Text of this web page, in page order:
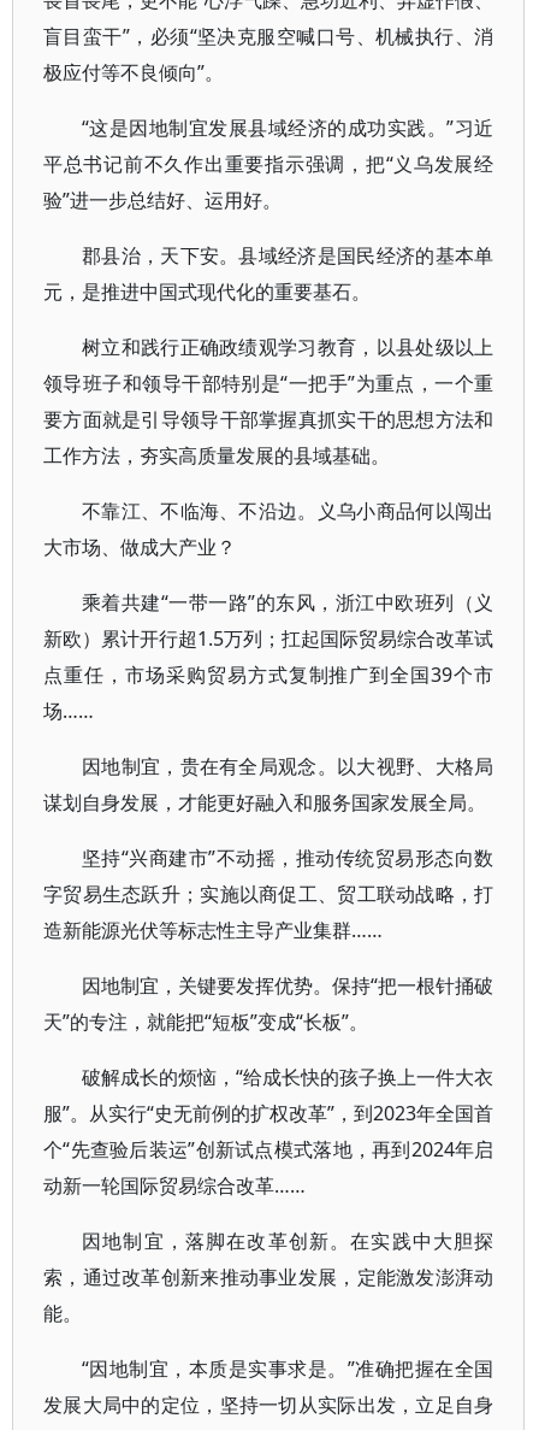
盲目蛮干”，必须“坚决克服空喊口号、机械执行、消
极应付等不良倾向”。
“这是因地制宜发展县域经济的成功实践。”习近
平总书记前不久作出重要指示强调，把“义乌发展经
验”进一步总结好、运用好。
郡县治，天下安。县域经济是国民经济的基本单
元，是推进中国式现代化的重要基石。
树立和践行正确政绩观学习教育，以县处级以上
领导班子和领导干部特别是“一把手”为重点，一个重
要方面就是引导领导干部掌握真抓实干的思想方法和
工作方法，夯实高质量发展的县域基础。
不靠江、不临海、不沿边。义乌小商品何以闯出
大市场、做成大产业？
乘着共建“一带一路”的东风，浙江中欧班列（义
新欧）累计开行超1.5万列；扛起国际贸易综合改革试
点重任，市场采购贸易方式复制推广到全国39个市
场……
因地制宜，贵在有全局观念。以大视野、大格局
谋划自身发展，才能更好融入和服务国家发展全局。
坚持“兴商建市”不动摇，推动传统贸易形态向数
字贸易生态跃升；实施以商促工、贸工联动战略，打
造新能源光伏等标志性主导产业集群……
因地制宜，关键要发挥优势。保持“把一根针捅破
天”的专注，就能把“短板”变成“长板”。
破解成长的烦恼，“给成长快的孩子换上一件大衣
服”。从实行“史无前例的扩权改革”，到2023年全国首
个“先查验后装运”创新试点模式落地，再到2024年启
动新一轮国际贸易综合改革……
因地制宜，落脚在改革创新。在实践中大胆探
索，通过改革创新来推动事业发展，定能激发澎湃动
能。
“因地制宜，本质是实事求是。”准确把握在全国
发展大局中的定位，坚持一切从实际出发，立足自身